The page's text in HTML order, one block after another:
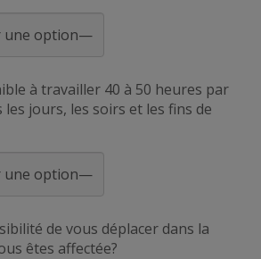
à travailler 40 à 50 heures par
les jours, les soirs et les fins de
de vous déplacer dans la
êtes affectée?